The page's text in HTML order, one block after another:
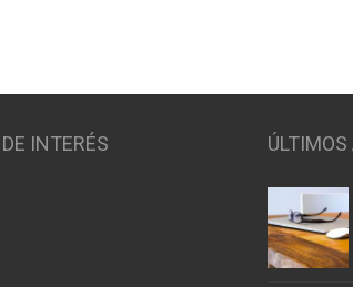
INTERÉS ÚLTIMOS